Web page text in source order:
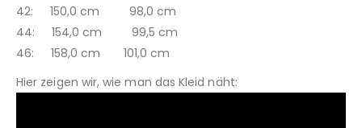
42: 150,0 cm 98,0 cm
44: 154,0 cm 99,5 cm
46: 158,0 cm 101,0 cm
Hier zeigen wir, wie man das Kleid näht: